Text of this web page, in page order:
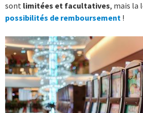
sont limitées et facultatives, mais la
possibilités de remboursement !